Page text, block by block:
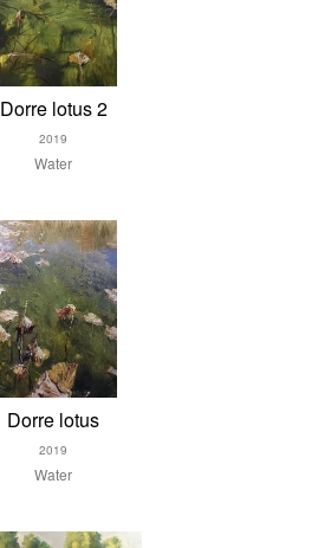
Dorre lotus 2
2019
Water
Dorre lotus
2019
Water